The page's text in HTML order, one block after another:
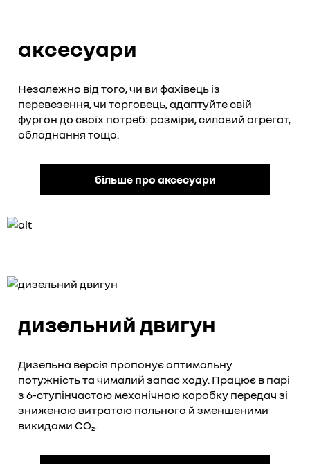
аксесуари
Незалежно від того, чи ви фахівець із
перевезення, чи торговець, адаптуйте свій
фургон до своїх потреб: розміри, силовий агрегат,
обладнання тощо.
більше про аксесуари
дизельний двигун
Дизельна версія пропонує оптимальну
потужність та чималий запас ходу. Працює в парі
з 6-ступінчастою механічною коробку передач зі
зниженою витратою пального й зменшеними
викидами CO₂.